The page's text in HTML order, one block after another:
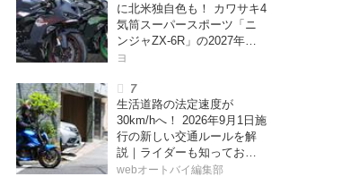
に北米独自色も！ カワサキ4
気筒スーパースポーツ「ニ
ンジャZX-6R」の2027年モ
デルを発表、2気筒ニンジャ
ヨ
生活道路の法定速度が
30km/hへ！ 2026年9月1日施
行の新しい交通ルールを解
説｜ライダーも知っておく
べきポイントをチェック！
webオートバイ編集部